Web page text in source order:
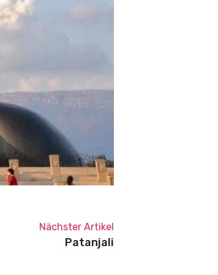
Nächster Artikel
Patanjali